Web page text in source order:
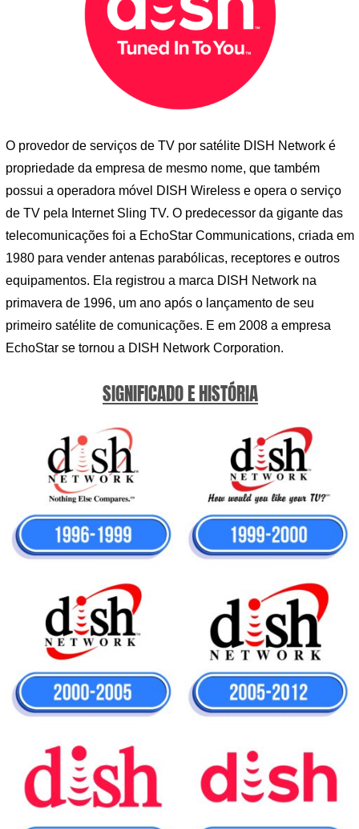
O provedor de serviços de TV por satélite DISH Network é
propriedade da empresa de mesmo nome, que também
possui a operadora móvel DISH Wireless e opera o serviço
de TV pela Internet Sling TV. O predecessor da gigante das
telecomunicações foi a EchoStar Communications, criada em
1980 para vender antenas parabólicas, receptores e outros
equipamentos. Ela registrou a marca DISH Network na
primavera de 1996, um ano após o lançamento de seu
primeiro satélite de comunicações. E em 2008 a empresa
EchoStar se tornou a DISH Network Corporation.
SIGNIFICADO E HISTÓRIA